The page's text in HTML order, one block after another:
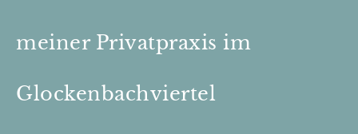
meiner Privatpraxis im
Glockenbachviertel